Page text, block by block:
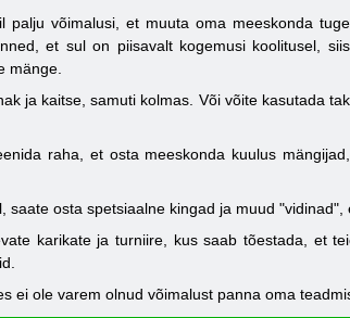
võimalusi, et muuta oma meeskonda
et sul on piisavalt kogemusi koolitusel,
mänge.
ja kaitse, samuti kolmas. Või võite kasutada
raha, et osta meeskonda kuulus
osta spetsiaalne kingad ja muud
karikate ja turniire, kus saab tõestada, et
ei ole varem olnud võimalust panna oma